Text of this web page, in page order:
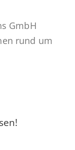
GmbH
rund um